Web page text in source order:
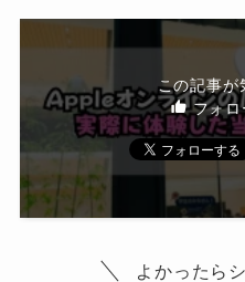
この記事が
フォロ
よかったら